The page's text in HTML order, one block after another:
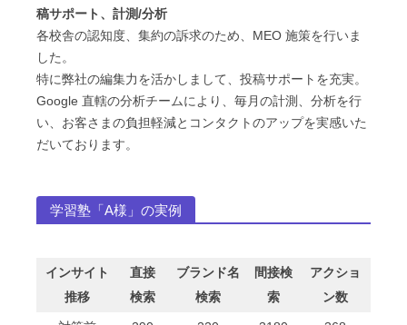
稿サポート、計測/分析
各校舎の認知度、集約の訴求のため、MEO 施策を行いま
した。
特に弊社の編集力を活かしまして、投稿サポートを充実。
Google 直轄の分析チームにより、毎月の計測、分析を行
い、お客さまの負担軽減とコンタクトのアップを実感いた
だいております。
学習塾「A様」の実例
インサイト
推移
直接
検索
ブランド名
検索
間接検
索
アクショ
ン数